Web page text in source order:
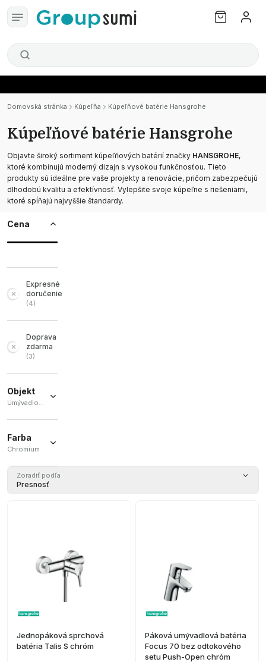
Domovská stránka Kúpeľňa Kúpeľňové batérie Hansgrohe
Kúpeľňové batérie Hansgrohe
Objavte široký sortiment kúpeľňových batérií značky HANSGROHE,
ktoré kombinujú moderný dizajn s vysokou funkčnosťou. Tieto
produkty sú ideálne pre vaše projekty a renovácie, pričom zabezpečujú
dlhodobú kvalitu a efektívnosť. Vylepšite svoje kúpeľne s riešeniami,
ktoré spĺňajú najvyššie štandardy.
Cena
Expresné
doručenie
(4)
Doprava
zdarma
(3)
Objekt
Umývadlová batéria / Zmiešavač sprchy / Kúpeľňový zmiešavač
batéria
Zmiešavač
Kúpeľňový
zmiešavač
(1)
Farba
Chromium
(6)
Zoradiť podľa
Presnosť
Jednopáková sprchová
batéria Talis S chróm
Páková umývadlová batéria
Focus 70 bez odtokového
setu Push-Open chróm